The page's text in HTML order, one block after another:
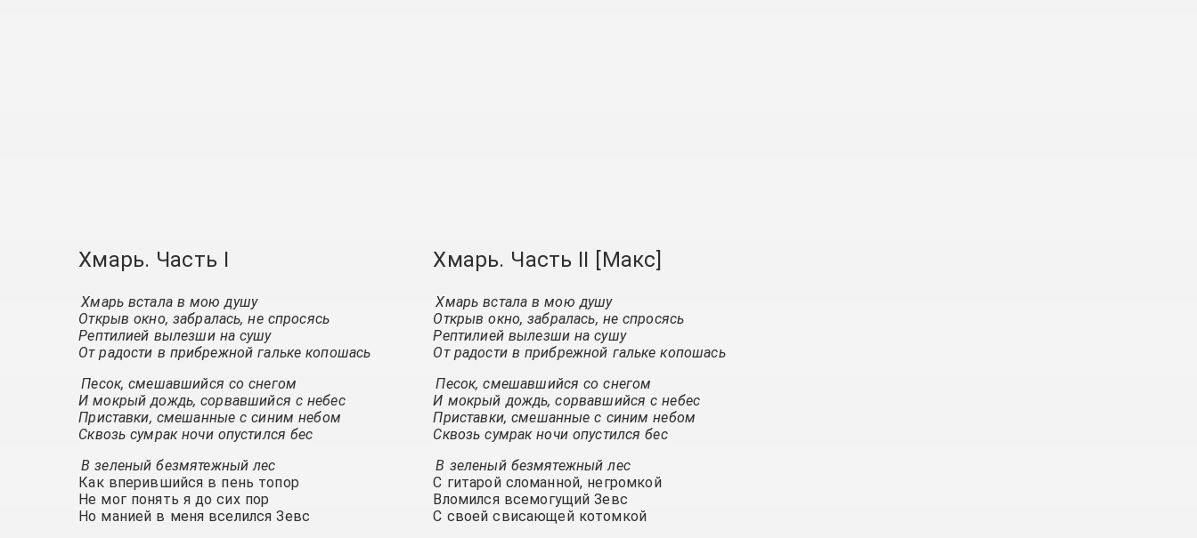
Хмарь. Часть I
Хмарь встала в мою душу
Открыв окно, забралась, не спросясь
Рептилией вылезши на сушу
От радости в прибрежной гальке копошась
Песок, смешавшийся со снегом
И мокрый дождь, сорвавшийся с небес
Приставки, смешанные с синим небом
Сквозь сумрак ночи опустился бес
В зеленый безмятежный лес
Как вперившийся в пень топор
Не мог понять я до сих пор
Но манией в меня вселился Зевс
Хмарь. Часть II [Макс]
Хмарь встала в мою душу
Открыв окно, забралась, не спросясь
Рептилией вылезши на сушу
От радости в прибрежной гальке копошась
Песок, смешавшийся со снегом
И мокрый дождь, сорвавшийся с небес
Приставки, смешанные с синим небом
Сквозь сумрак ночи опустился бес
В зеленый безмятежный лес
С гитарой сломанной, негромкой
Вломился всемогущий Зевс
С своей свисающей котомкой